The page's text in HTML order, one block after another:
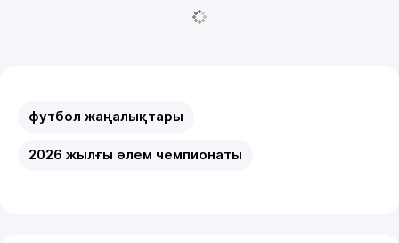
футбол жаңалықтары
2026 жылғы әлем чемпионаты